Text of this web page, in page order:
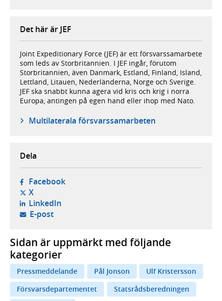
Det här är JEF
Joint Expeditionary Force (JEF) är ett försvarssamarbete
som leds av Storbritannien. I JEF ingår, förutom
Storbritannien, även Danmark, Estland, Finland, Island,
Lettland, Litauen, Nederländerna, Norge och Sverige.
JEF ska snabbt kunna agera vid kris och krig i norra
Europa, antingen på egen hand eller ihop med Nato.
Multilaterala försvarssamarbeten
Dela
Facebook- öppnas i ny flik, extern webbplats,
X- öppnas i ny flik, extern webbplats,
LinkedIn- öppnas i ny flik, extern webbplats,
E-post- öppnar din e-postklient,
Sidan är uppmärkt med följande
kategorier
Pressmeddelande Pål Jonson
Ulf Kristersson
Försvarsdepartementet
Statsrådsberedningen